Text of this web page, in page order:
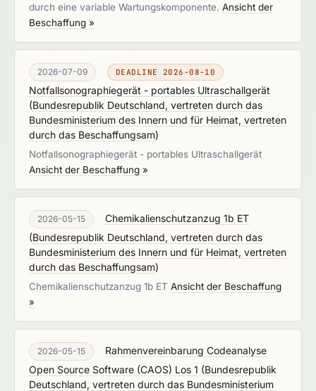
durch eine variable Wartungskomponente. Ansicht der
Beschaffung »
2026-07-09 DEADLINE 2026-08-10
Notfallsonographiegerät - portables Ultraschallgerät
(Bundesrepublik Deutschland, vertreten durch das
Bundesministerium des Innern und für Heimat, vertreten
durch das Beschaffungsam)
Notfallsonographiegerät - portables Ultraschallgerät
Ansicht der Beschaffung »
2026-05-15
Chemikalienschutzanzug 1b ET
(Bundesrepublik Deutschland, vertreten durch das
Bundesministerium des Innern und für Heimat, vertreten
durch das Beschaffungsam)
Chemikalienschutzanzug 1b ET Ansicht der Beschaffung
»
2026-05-15
Rahmenvereinbarung Codeanalyse
Open Source Software (CAOS) Los 1 (Bundesrepublik
Deutschland, vertreten durch das Bundesministerium